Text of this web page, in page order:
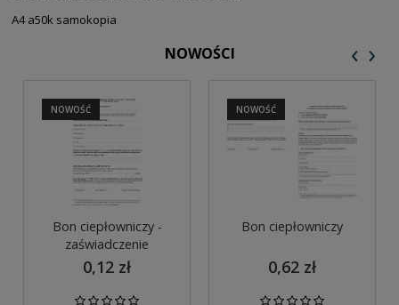
A4 a50k samokopia
NOWOŚCI
Bon ciepłowniczy -
zaświadczenie
0,12 zł
NOWOŚĆ
Bon ciepłowniczy
0,62 zł
NOWOŚĆ
‹ ›